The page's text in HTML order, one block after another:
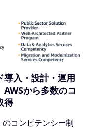
導入・設計・運用
から多数のコ
得
コンピテンシー制